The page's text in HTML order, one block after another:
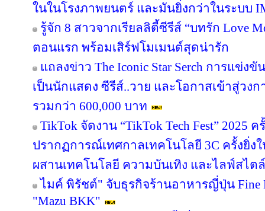
ในในโรงภาพยนตร์ และมันยิ่งกว่าในระบบ
รู้จัก 8 สาวจากเรียลลิตี้ซีรีส์ “บทรัก Love
ตอนแรก พร้อมเสิร์ฟโมเมนต์สุดน่ารัก
แถลงข่าว The Iconic Star Serch การแข่ง
เป็นนักแสดง ซีรีส์..วาย และโอกาสเข้าสู่วงก
รวมกว่า 600,000 บาท
TikTok จัดงาน “TikTok Tech Fest” 2025
ปรากฏการณ์เทศกาลเทคโนโลยี 3C ครั้งยิ่
ผสานเทคโนโลยี ความบันเทิง และไลฟ์สไต
ไมค์ พิรัชต์" จับธุรกิจร้านอาหารญี่ปุ่น Fine
"Mazu BKK"